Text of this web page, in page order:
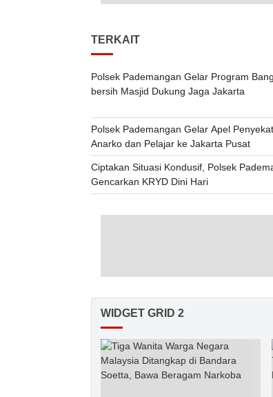
TERKAIT
Polsek Pademangan Gelar Program
bersih Masjid Dukung Jaga Jakarta
Polsek Pademangan Gelar Apel
Anarko dan Pelajar ke Jakarta Pusat
Ciptakan Situasi Kondusif, Polsek
Gencarkan KRYD Dini Hari
WIDGET GRID 2